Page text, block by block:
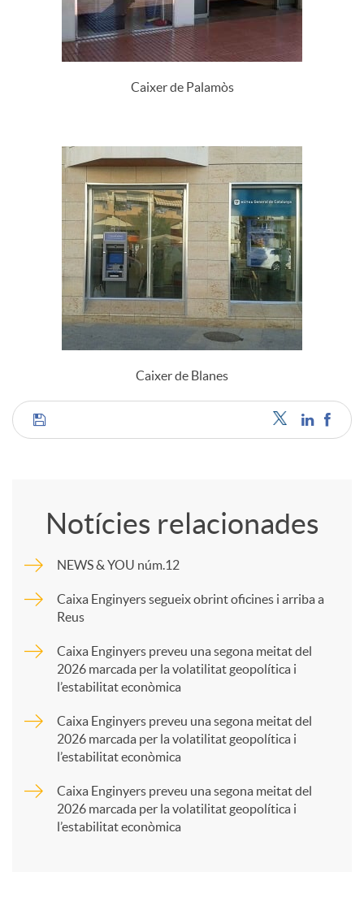
Caixer de Palamòs
Caixer de Blanes
C
p
a
Notícies relacionades
NEWS & YOU núm.12
Caixa Enginyers segueix obrint oficines i arriba a
Reus
Caixa Enginyers preveu una segona meitat del
2026 marcada per la volatilitat geopolítica i
l’estabilitat econòmica
Caixa Enginyers preveu una segona meitat del
2026 marcada per la volatilitat geopolítica i
l’estabilitat econòmica
Caixa Enginyers preveu una segona meitat del
2026 marcada per la volatilitat geopolítica i
l’estabilitat econòmica